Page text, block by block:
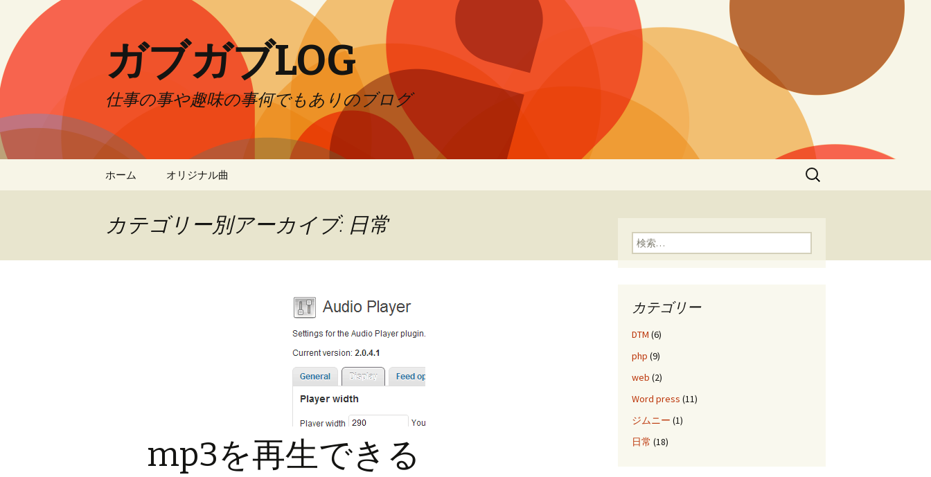
ガブガブLOG
仕事の事や趣味の事何でもありのブログ
コンテンツへ移動
ホーム オリジナル曲
検
カテゴリー別アーカイブ: 日常
mp3を再生できる
検索:
カテゴリー
DTM (6)
php (9)
web (2)
Word press (11)
ジムニー (1)
日常 (18)